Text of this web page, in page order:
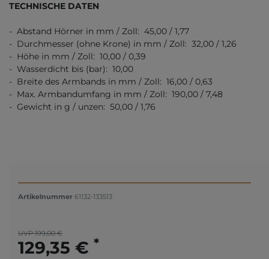
TECHNISCHE DATEN
- Abstand Hörner in mm / Zoll: 45,00 / 1,77
- Durchmesser (ohne Krone) in mm / Zoll: 32,00 / 1,26
- Höhe in mm / Zoll: 10,00 / 0,39
- Wasserdicht bis (bar): 10,00
- Breite des Armbands in mm / Zoll: 16,00 / 0,63
- Max. Armbandumfang in mm / Zoll: 190,00 / 7,48
- Gewicht in g / unzen: 50,00 / 1,76
Artikelnummer 61132-133513
UVP 199,00 €
129,35 € *